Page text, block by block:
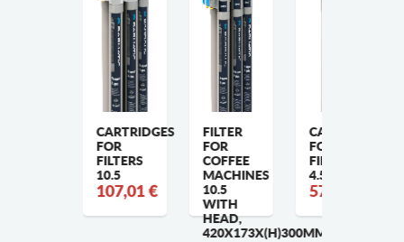
CARTRIDGES
FOR
FILTERS
10.5
107,01 €
FILTER
FOR
COFFEE
MACHINES
10.5
WITH
HEAD,
420X173X(H)300MM
CARTRIDGES
FOR
FILTERS
4.5
57,81 €